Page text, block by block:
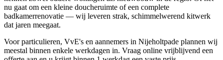
nu gaat om een kleine doucheruimte of een complete
badkamerrenovatie — wij leveren strak, schimmelwerend kitwerk
dat jaren meegaat.
Voor particulieren, VvE's en aannemers in Nijeholtpade plannen wij
meestal binnen enkele werkdagen in. Vraag online vrijblijvend een